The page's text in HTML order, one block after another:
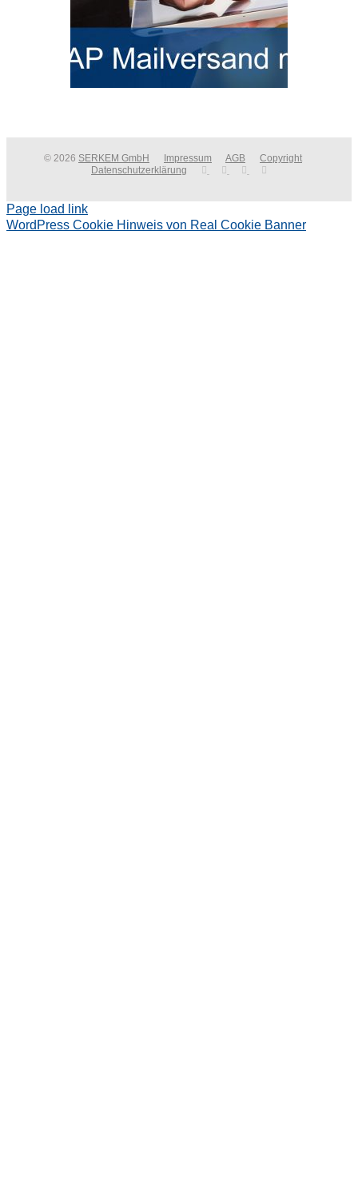
© 2026 SERKEM GmbH Impressum AGB
Copyright
Datenschutzerklärung
Page load link
WordPress Cookie Hinweis von Real Cookie Banner